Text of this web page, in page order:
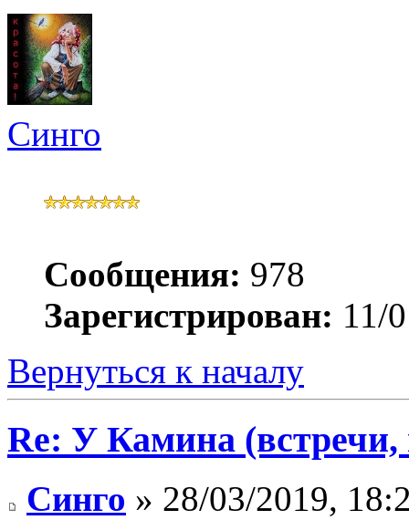
Синго
Сообщения: 978
Зарегистрирован: 11/
Вернуться к началу
Re: У Камина
Синго » 28/03/2019,